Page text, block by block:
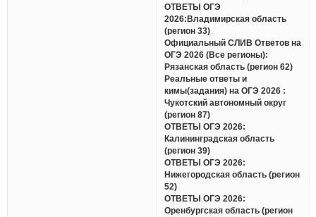
ОТВЕТЫ ОГЭ
2026:Владимирская область
(регион 33)
Официальный СЛИВ Ответов на
ОГЭ 2026 (Все регионы):
Рязанская область (регион 62)
Реальные ответы и
кимы(задания) на ОГЭ 2026 :
Чукотский автономный округ
(регион 87)
ОТВЕТЫ ОГЭ 2026:
Калининградская область
(регион 39)
ОТВЕТЫ ОГЭ 2026:
Нижегородская область (регион
52)
ОТВЕТЫ ОГЭ 2026:
Оренбургская область (регион